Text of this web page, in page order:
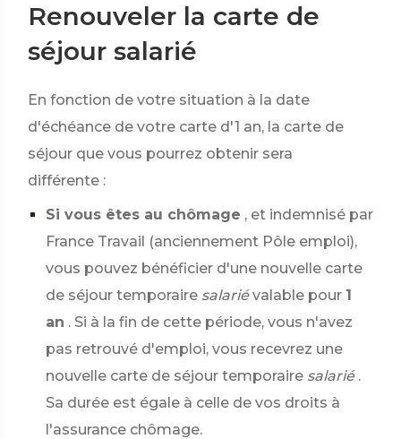
Renouveler la carte de
séjour salarié
En fonction de votre situation à la date
d'échéance de votre carte d'1 an, la carte de
séjour que vous pourrez obtenir sera
différente :
Si vous êtes au chômage , et indemnisé par
France Travail (anciennement Pôle emploi),
vous pouvez bénéficier d'une nouvelle carte
de séjour temporaire salarié valable pour 1
an . Si à la fin de cette période, vous n'avez
pas retrouvé d'emploi, vous recevrez une
nouvelle carte de séjour temporaire salarié .
Sa durée est égale à celle de vos droits à
l'assurance chômage.